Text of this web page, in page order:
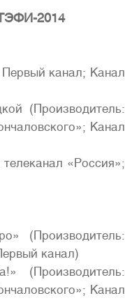
2014
канал; Канал
(Производитель:
Канал
«Россия»;
(Производитель:
канал)
(Производитель:
Канал